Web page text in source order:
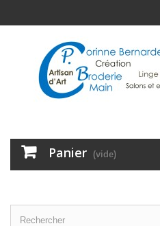
Panier (vide)